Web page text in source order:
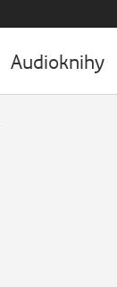
Audioknihy